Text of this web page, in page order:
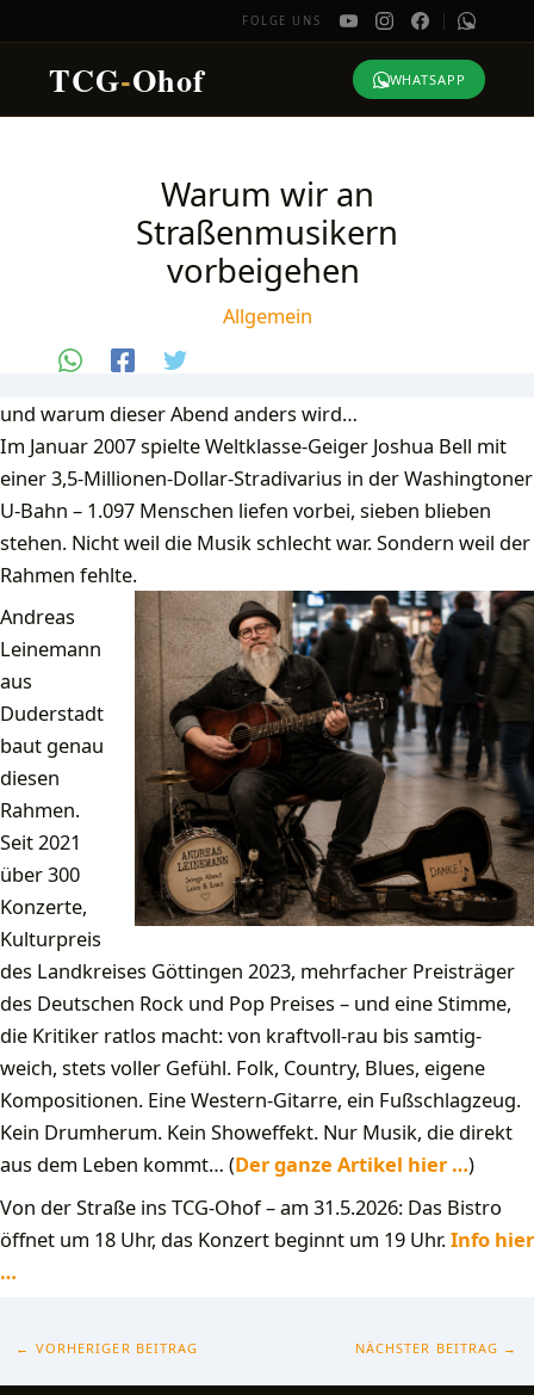
FOLGE UNS
TCG-Ohof WHATSAPP
Warum wir an
Straßenmusikern
vorbeigehen
Allgemein
und warum dieser Abend anders wird…
Im Januar 2007 spielte Weltklasse-Geiger Joshua Bell mit
einer 3,5-Millionen-Dollar-Stradivarius in der Washingtoner
U-Bahn – 1.097 Menschen liefen vorbei, sieben blieben
stehen. Nicht weil die Musik schlecht war. Sondern weil der
Rahmen fehlte.
Andreas
Leinemann
aus
Duderstadt
baut genau
diesen
Rahmen.
Seit 2021
über 300
Konzerte,
Kulturpreis
des Landkreises Göttingen 2023, mehrfacher Preisträger
des Deutschen Rock und Pop Preises – und eine Stimme,
die Kritiker ratlos macht: von kraftvoll-rau bis samtig-
weich, stets voller Gefühl. Folk, Country, Blues, eigene
Kompositionen. Eine Western-Gitarre, ein Fußschlagzeug.
Kein Drumherum. Kein Showeffekt. Nur Musik, die direkt
aus dem Leben kommt… (Der ganze Artikel hier …)
Von der Straße ins TCG-Ohof – am 31.5.2026: Das Bistro
öffnet um 18 Uhr, das Konzert beginnt um 19 Uhr.Info hier
…
← VORHERIGER BEITRAG NÄCHSTER BEITRAG →